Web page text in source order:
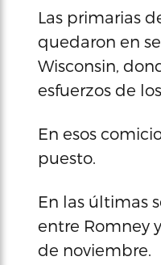
Las primarias
quedaron en
Wisconsin,
esfuerzos de
En esos
puesto.
En las últimas
entre Romney
de noviembre.